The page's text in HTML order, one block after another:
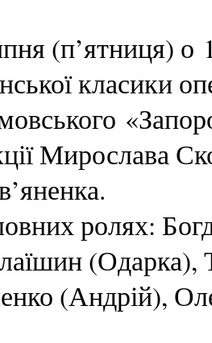
(п’ятниця)
класики
Мирослава
ролях:
(Одарка),
(Андрій),